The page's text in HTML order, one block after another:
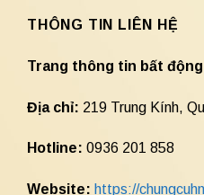
THÔNG TIN LIÊN HỆ
Trang thông tin bất
Địa chỉ: 219 Trung Kính,
Hotline: 0936 201 858
Website: https://